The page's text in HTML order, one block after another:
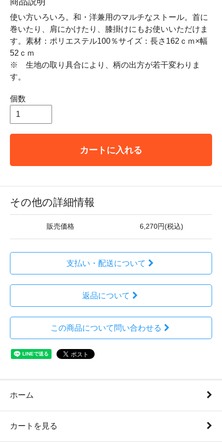
使い方いろいろ。和・洋兼用のマルチなストール。首に
巻いたり、肩にかけたり、膝掛けにもお使いいただけま
す。素材：ポリエステル100％サイズ：長さ162ｃｍ×幅
52ｃｍ
※ 生地の取り具合により、柄の出方が若干変わりま
す。
個数
カートに入れる
その他の詳細情報
販売価格 6,270円(税込)
支払い・配送について
返品について
この商品について問い合わせる
ホーム
カートを見る